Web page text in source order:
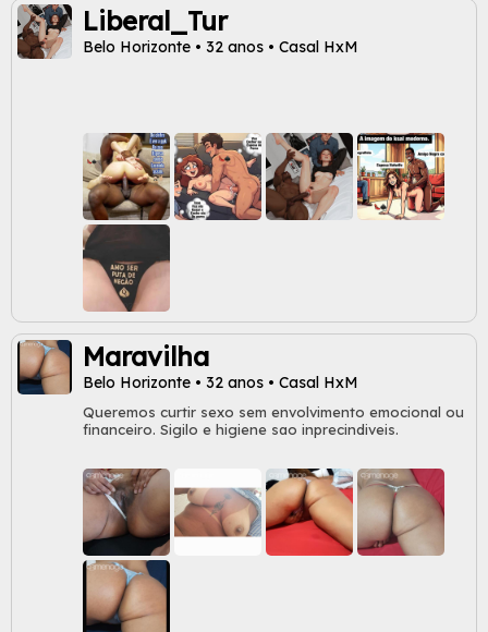
Liberal_Tur
Belo Horizonte • 32 anos • Casal HxM
Maravilha
Belo Horizonte • 32 anos • Casal HxM
Queremos curtir sexo sem envolvimento emocional ou
financeiro. Sigilo e higiene sao inprecindiveis.